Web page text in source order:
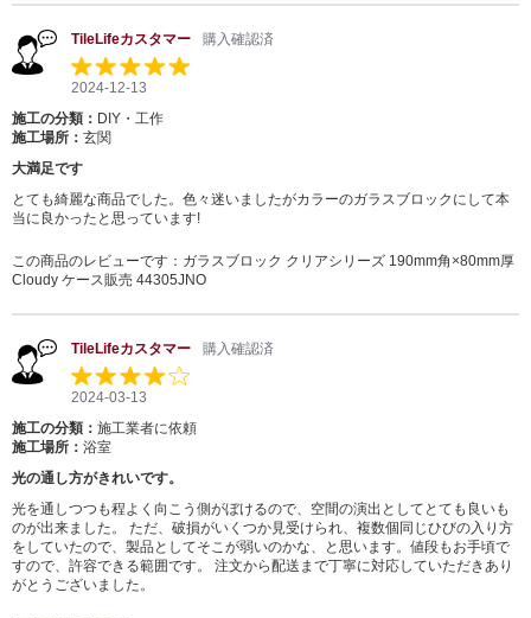
TileLifeカスタマー 購入確認済
2024-12-13
施工の分類： DIY・工作
施工場所： 玄関
大満足です
とても綺麗な商品でした。色々迷いましたがカラーのガラスブロックにして本
当に良かったと思っています!
この商品のレビューです： ガラスブロック クリアシリーズ 190mm角×80mm厚
Cloudy ケース販売 44305JNO
TileLifeカスタマー 購入確認済
2024-03-13
施工の分類： 施工業者に依頼
施工場所： 浴室
光の通し方がきれいです。
光を通しつつも程よく向こう側がぼけるので、空間の演出としてとても良いも
のが出来ました。 ただ、破損がいくつか見受けられ、複数個同じひびの入り方
をしていたので、製品としてそこが弱いのかな、と思います。値段もお手頃で
すので、許容できる範囲です。 注文から配送まで丁寧に対応していただきあり
がとうございました。